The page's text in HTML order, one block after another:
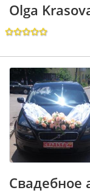
Olga
Свадебное